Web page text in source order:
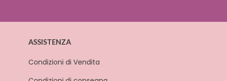
ASSISTENZA
Condizioni di Vendita